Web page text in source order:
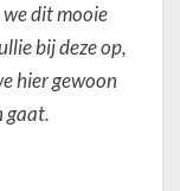
dit mooie
bij deze op,
hier gewoon
gaat.